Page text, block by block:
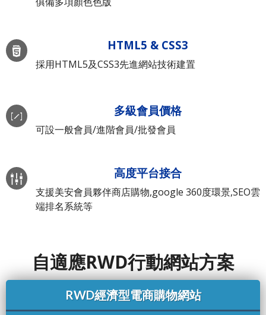
HTML5 & CSS3
採用HTML5及CSS3先進網站技術建置
多級會員價格
可設一般會員/進階會員/批發會員
高度平台接合
支援美安會員夥伴商店購物,google 360度環景,SEO雲
端排名系統等
自適應RWD行動網站方案
RWD經濟型電商購物網站